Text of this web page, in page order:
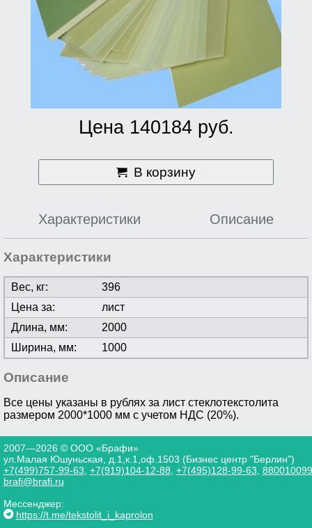
Цена 140184 руб.
В корзину
Характеристики Описание
Характеристики
Вес, кг:
396
Цена за:
лист
Длина, мм:
2000
Ширина, мм:
1000
Описание
Все цены указаны в рублях за лист cтеклотекстолита
размером 2000*1000 мм с учетом НДС (20%).
2007—2026 © ООО «Брафи»
ул.Малая Юшуньская, д.1,к.1,оф.1503 (Бизнес центр "Берлин")
+7(499)757-99-63 +7(919)104-12-88 +7(495)128-99-63
brafi@brafi.ru
Мессенджер:
https://t.me/tekstolit_i_kaprolon